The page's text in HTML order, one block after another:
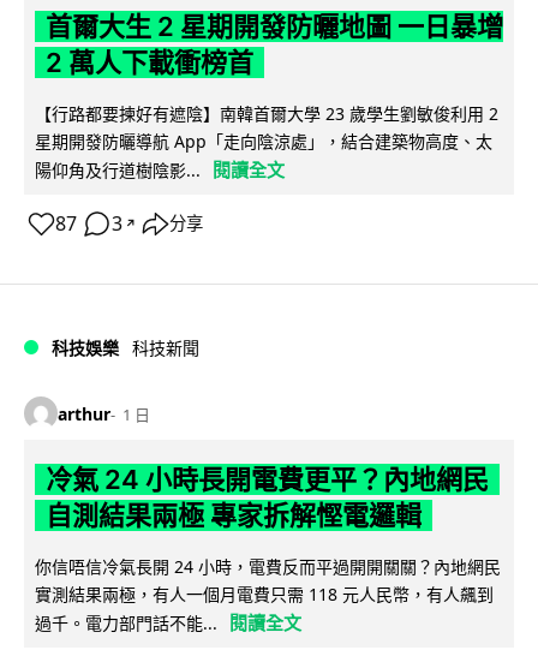
首爾大生 2 星期開發防曬地圖 一日暴增
2 萬人下載衝榜首
【行路都要揀好有遮陰】南韓首爾大學 23 歲學生劉敏俊利用 2
星期開發防曬導航 App「走向陰涼處」，結合建築物高度、太
陽仰角及行道樹陰影...
閱讀全文
87 3 ↗ 分享
科技娛樂 科技新聞
arthur 1 日
冷氣 24 小時長開電費更平？內地網民
自測結果兩極 專家拆解慳電邏輯
你信唔信冷氣長開 24 小時，電費反而平過開開關關？內地網民
實測結果兩極，有人一個月電費只需 118 元人民幣，有人飆到
過千。電力部門話不能...
閱讀全文